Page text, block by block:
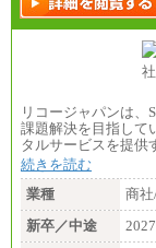
リコージャパンは、
課題解決を目指して
タルサービスを提
続きを読む
業種
商
新卒／中途